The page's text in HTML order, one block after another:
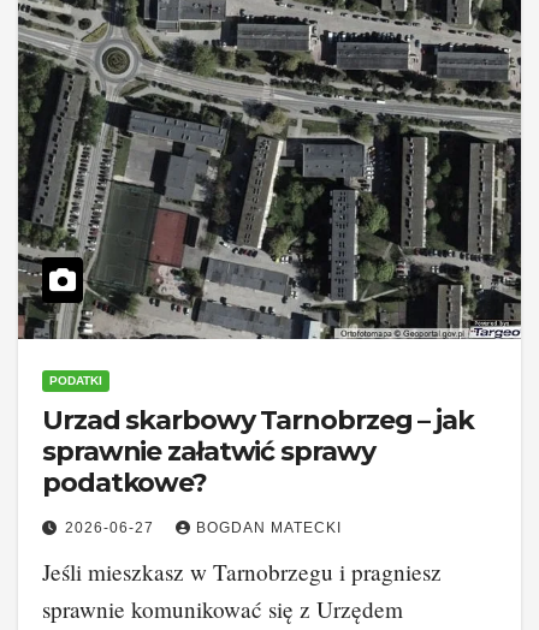
PODATKI
Urzad skarbowy Tarnobrzeg – jak
sprawnie załatwić sprawy
podatkowe?
2026-06-27 BOGDAN MATECKI
Jeśli mieszkasz w Tarnobrzegu i pragniesz
sprawnie komunikować się z Urzędem